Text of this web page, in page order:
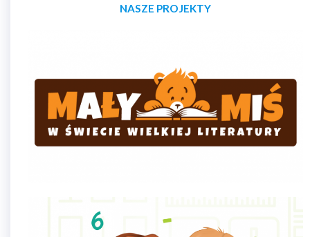
NASZE PROJEKTY